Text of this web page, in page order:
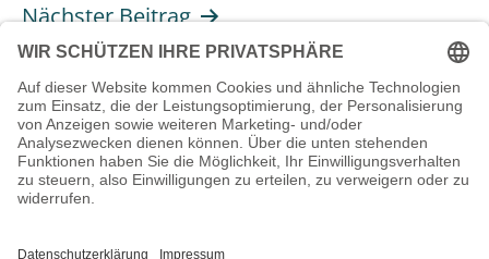
Nächster Beitrag
Heilung – Grundlagen, Strategien und
Anleitungen